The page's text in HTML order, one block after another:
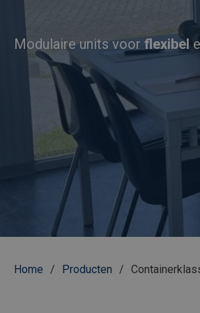
Modulaire units voor flexibel
Kruimelpad
Home Producten